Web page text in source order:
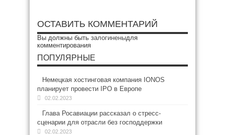
ОСТАВИТЬ КОММЕНТАРИЙ
Вы должны быть залогиненыдля
комментирования
ПОПУЛЯРНЫЕ
Немецкая хостинговая компания IONOS
планирует провести IPO в Европе
02.02.2023
Глава Росавиации рассказал о стресс-
сценарии для отрасли без господдержки
02.02.2023